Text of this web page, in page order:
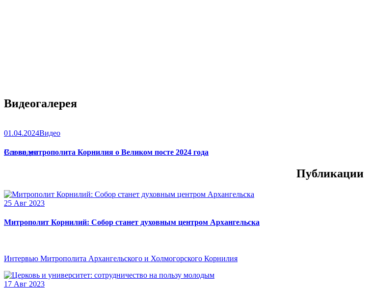
Видеогалерея
01.04.2024Видео
Слово митрополита Корнилия о Великом посте 2024 года
Все видео
Публикации
25 Авг 2023
Митрополит Корнилий: Собор станет духовным центром Архангельска
Интервью Митрополита Архангельского и Холмогорского Корнилия
17 Авг 2023